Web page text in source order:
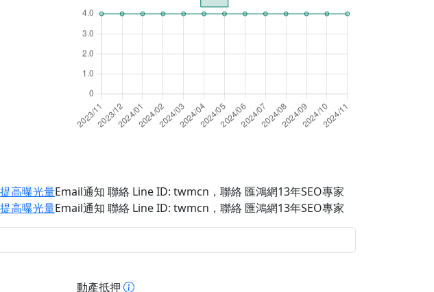
高曝光量Email通知 聯絡 Line ID: twmcn ，聯絡 匯鴻網13年SEO專家
高曝光量Email通知 聯絡 Line ID: twmcn ，聯絡 匯鴻網13年SEO專家
動產抵押